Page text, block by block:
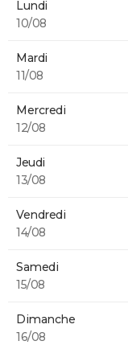
Lundi
10/08
Mardi
11/08
Mercredi
12/08
Jeudi
13/08
Vendredi
14/08
Samedi
15/08
Dimanche
16/08